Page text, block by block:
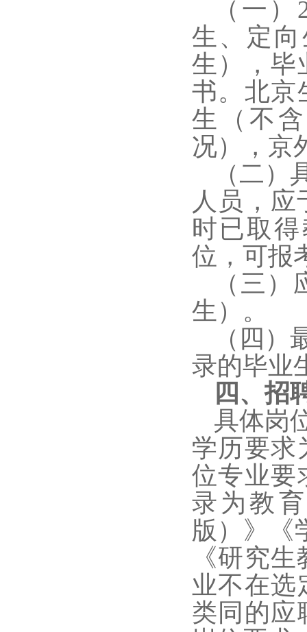
（一）
生、定
生）
，
书。北京
生（不
况），京
（二
人员，
时已取
位，可报
（三
生）。
（四）
录的毕业
四、招
具体岗
学历要求
位专业要
录为教
版）》《
《研究
业不在选
类同的应